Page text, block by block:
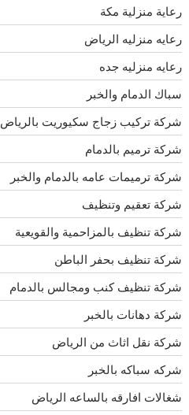
رعاية منزلية مكة
رعايه منزليه الرياض
رعايه منزليه جده
سباك الدمام والخبر
شركة تركيب زجاج سكيوريت بالرياض
شركة ترميم بالدمام
شركة ترميمات عامه بالدمام والخبر
شركة تعقيم وتنظيف
شركة تنظيف بالمزاحمية والقويعية
شركة تنظيف بحفر الباطن
شركة تنظيف كنب ومجالس بالدمام
شركة دهانات بالخبر
شركة نقل اثاث من الرياض
شركه سباكه بالخبر
شغالات افارقه بالساعه الرياض